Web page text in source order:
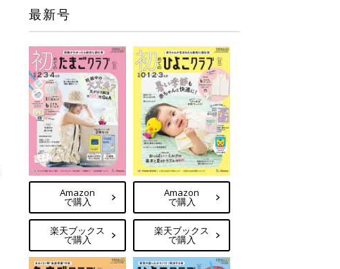
最新号
Amazon
で購入
楽天ブックス
で購入
Amazon
で購入
楽天ブックス
で購入